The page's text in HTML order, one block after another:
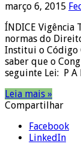
março 6, 2015
ÍNDICE Vigência
normas do
Institui o Código
saber que o
seguinte Lei: P A
Leia mais »
Compartilhar
Facebook
LinkedIn